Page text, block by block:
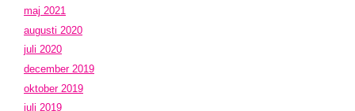
maj 2021
augusti 2020
juli 2020
december 2019
oktober 2019
juli 2019